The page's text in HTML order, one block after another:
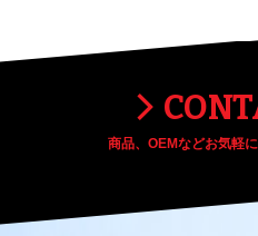
商品、OEMなどお気軽